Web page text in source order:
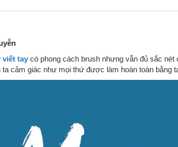
tay có phong cách brush nhưng vẫn đủ sắc
cảm giác như mọi thứ được làm hoàn toàn bằng